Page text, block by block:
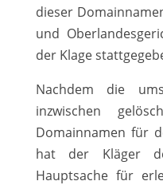
dieser
und
der Klage
Nachdem die
inzwischen
Domainnamen für
hat der Kläger
Hauptsache für